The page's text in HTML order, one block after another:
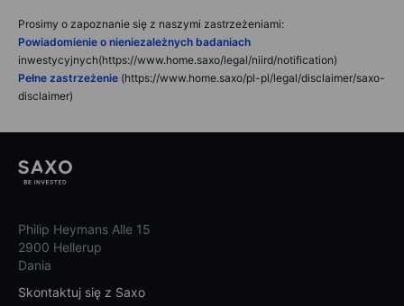
Prosimy o zapoznanie się z naszymi zastrzeżeniami:
Powiadomienie o nieniezależnych badaniach
inwestycyjnych(https://www.home.saxo/legal/niird/notification)
Pełne zastrzeżenie (https://www.home.saxo/pl-pl/legal/disclaimer/saxo-
disclaimer)
Philip Heymans Alle 15
2900 Hellerup
Dania
Skontaktuj się z Saxo